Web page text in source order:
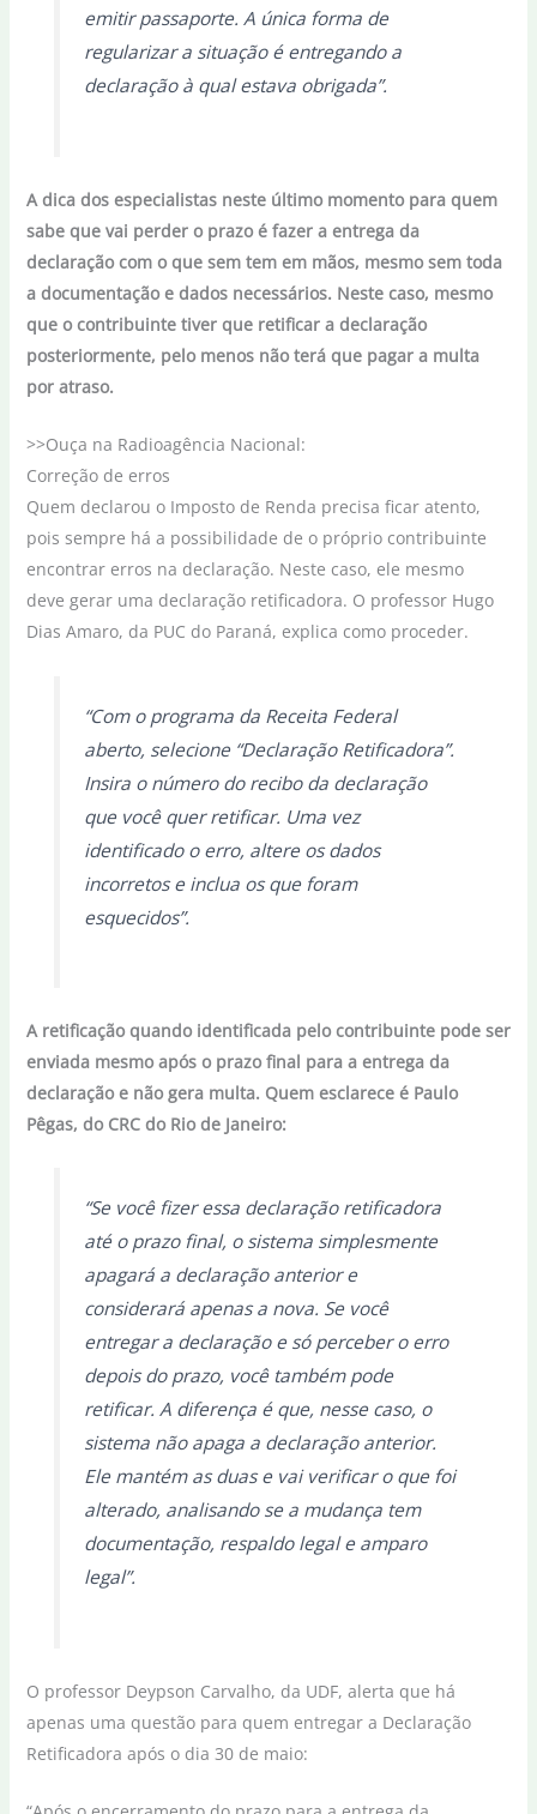
emitir passaporte. A única forma de
regularizar a situação é entregando a
declaração à qual estava obrigada”.
A dica dos especialistas neste último momento para quem
sabe que vai perder o prazo é fazer a entrega da
declaração com o que sem tem em mãos, mesmo sem toda
a documentação e dados necessários. Neste caso, mesmo
que o contribuinte tiver que retificar a declaração
posteriormente, pelo menos não terá que pagar a multa
por atraso.
>>Ouça na Radioagência Nacional:
Correção de erros
Quem declarou o Imposto de Renda precisa ficar atento,
pois sempre há a possibilidade de o próprio contribuinte
encontrar erros na declaração. Neste caso, ele mesmo
deve gerar uma declaração retificadora. O professor Hugo
Dias Amaro, da PUC do Paraná, explica como proceder.
“Com o programa da Receita Federal
aberto, selecione “Declaração Retificadora”.
Insira o número do recibo da declaração
que você quer retificar. Uma vez
identificado o erro, altere os dados
incorretos e inclua os que foram
esquecidos”.
A retificação quando identificada pelo contribuinte pode ser
enviada mesmo após o prazo final para a entrega da
declaração e não gera multa. Quem esclarece é Paulo
Pêgas, do CRC do Rio de Janeiro:
“Se você fizer essa declaração retificadora
até o prazo final, o sistema simplesmente
apagará a declaração anterior e
considerará apenas a nova. Se você
entregar a declaração e só perceber o erro
depois do prazo, você também pode
retificar. A diferença é que, nesse caso, o
sistema não apaga a declaração anterior.
Ele mantém as duas e vai verificar o que foi
alterado, analisando se a mudança tem
documentação, respaldo legal e amparo
legal”.
O professor Deypson Carvalho, da UDF, alerta que há
apenas uma questão para quem entregar a Declaração
Retificadora após o dia 30 de maio: